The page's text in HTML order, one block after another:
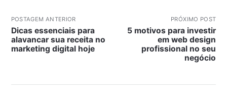
POSTAGEM ANTERIOR
Dicas essenciais para
alavancar sua receita no
marketing digital hoje
PRÓXIMO POST
5 motivos para investir
em web design
profissional no seu
negócio